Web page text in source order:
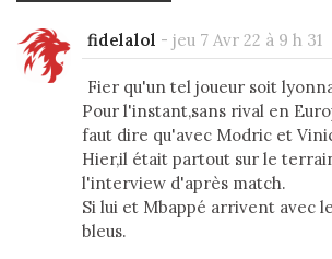
fidelalol - jeu 7 Avr 22 à 9 h 31
Fier qu'un tel joueur soit
Pour l'instant,sans rival en
faut dire qu'avec Modric et
Hier,il était partout sur le
l'interview d'après match.
Si lui et Mbappé arrivent avec
bleus.